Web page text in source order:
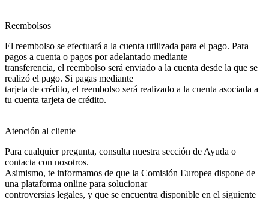
Reembolsos
El reembolso se efectuará a la cuenta utilizada para el pago. Para
pagos a cuenta o pagos por adelantado mediante
transferencia, el reembolso será enviado a la cuenta desde la que se
realizó el pago. Si pagas mediante
tarjeta de crédito, el reembolso será realizado a la cuenta asociada a
tu cuenta tarjeta de crédito.
Atención al cliente
Para cualquier pregunta, consulta nuestra sección de Ayuda o
contacta con nosotros.
Asimismo, te informamos de que la Comisión Europea dispone de
una plataforma online para solucionar
controversias legales, y que se encuentra disponible en el siguiente